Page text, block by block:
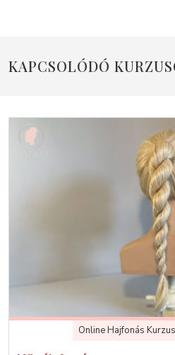
KAPCSOLÓDÓ
Online Hajfonás